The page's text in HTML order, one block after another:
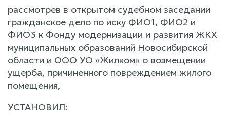
рассмотрев в открытом судебном заседании
гражданское дело по иску ФИО1, ФИО2 и
ФИО3 к Фонду модернизации и развития ЖКХ
муниципальных образований Новосибирской
области и ООО УО «Жилком» о возмещении
ущерба, причиненного повреждением жилого
помещения,
УСТАНОВИЛ: